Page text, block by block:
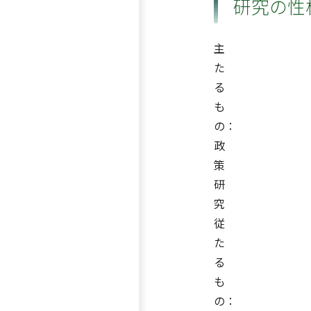
研究の性
主
た
る
も
の：
政
策
研
究
従
た
る
も
の：